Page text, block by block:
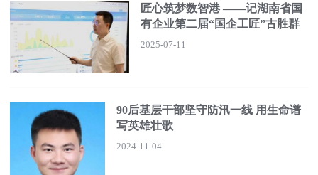
匠心筑梦数智港 ——记湖南省国
有企业第二届“国企工匠”古胜群
2025-07-11
90后基层干部坚守防汛一线 用生命谱
写英雄壮歌
2024-11-04